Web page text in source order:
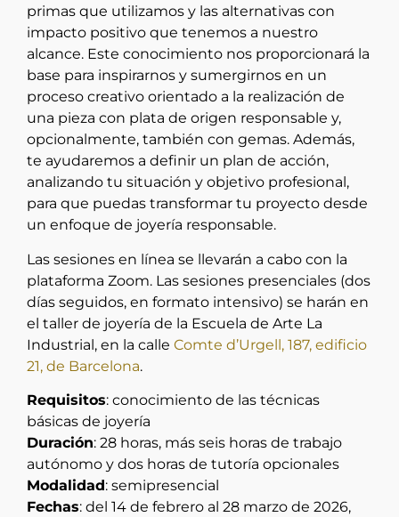
primas que utilizamos y las alternativas con
impacto positivo que tenemos a nuestro
alcance. Este conocimiento nos proporcionará la
base para inspirarnos y sumergirnos en un
proceso creativo orientado a la realización de
una pieza con plata de origen responsable y,
opcionalmente, también con gemas. Además,
te ayudaremos a definir un plan de acción,
analizando tu situación y objetivo profesional,
para que puedas transformar tu proyecto desde
un enfoque de joyería responsable.
Las sesiones en línea se llevarán a cabo con la
plataforma Zoom. Las sesiones presenciales (dos
días seguidos, en formato intensivo) se harán en
el taller de joyería de la Escuela de Arte La
Industrial, en la calle Comte d’Urgell, 187, edificio
21, de Barcelona.
Requisitos: conocimiento de las técnicas
básicas de joyería
Duración: 28 horas, más seis horas de trabajo
autónomo y dos horas de tutoría opcionales
Modalidad: semipresencial
Fechas: del 14 de febrero al 28 marzo de 2026,